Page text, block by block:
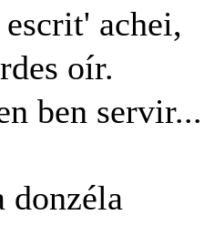
achei,
oír.
ben servir...
donzéla